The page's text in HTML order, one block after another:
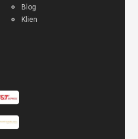
Blog
Klien